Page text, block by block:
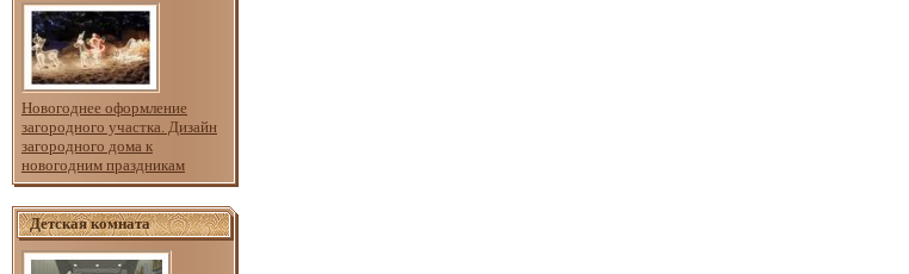
Новогоднее оформление
загородного участка. Дизайн
загородного дома к
новогодним праздникам
Детская комната